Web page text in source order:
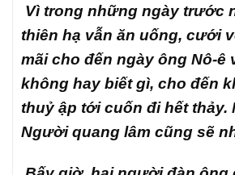
Vì trong những ngày trước
thiên hạ vẫn ăn uống, cưới
mãi cho đến ngày ông Nô-ê
không hay biết gì, cho đến
thuỷ ập tới cuốn đi hết thảy.
Người quang lâm cũng sẽ